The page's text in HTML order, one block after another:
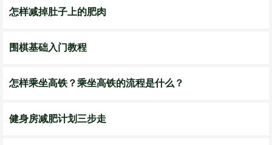
怎样减掉肚子上的肥肉
围棋基础入门教程
怎样乘坐高铁？乘坐高铁的流程是什么？
健身房减肥计划三步走